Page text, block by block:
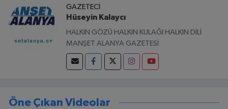
GAZETECI
Hüseyin Kalaycı
HALKIN GÖZÜ HALKIN KULAĞI HALKIN DİLİ
MANŞET ALANYA GAZETESİ
Öne Çıkan Videolar